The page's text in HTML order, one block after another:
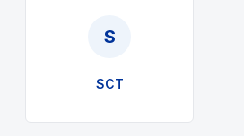
S
SCT